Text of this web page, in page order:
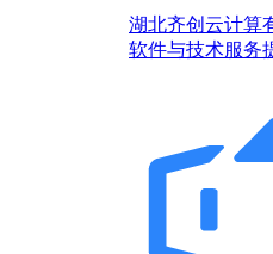
湖北齐创云计算
软件与技术服务